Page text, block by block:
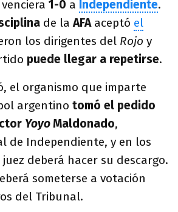
venciera 1-0 a Independiente.
de laAFAaceptó el
los dirigentes del Rojo y
puede llegar a repetirse.
el organismo que imparte
argentino tomó el pedido
YoyoMaldonado,
de Independiente, y en los
deberá hacer su descargo.
someterse a votación
del Tribunal.